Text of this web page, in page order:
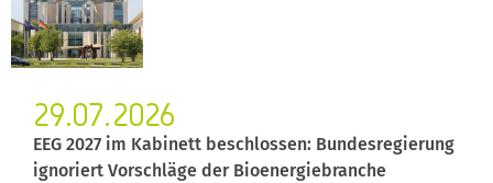
29.07.2026
EEG 2027 im Kabinett beschlossen: Bundesregierung
ignoriert Vorschläge der Bioenergiebranche